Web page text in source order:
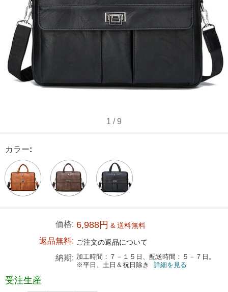
1 /9
カラー:
価格: 6,988円 & 送料無料
返品無料: ご注文の返品について
納期: 加工時間：７－１５日、配送時間：５－７日。
※平日、土日＆祝日除き
詳細を見る
受注生産